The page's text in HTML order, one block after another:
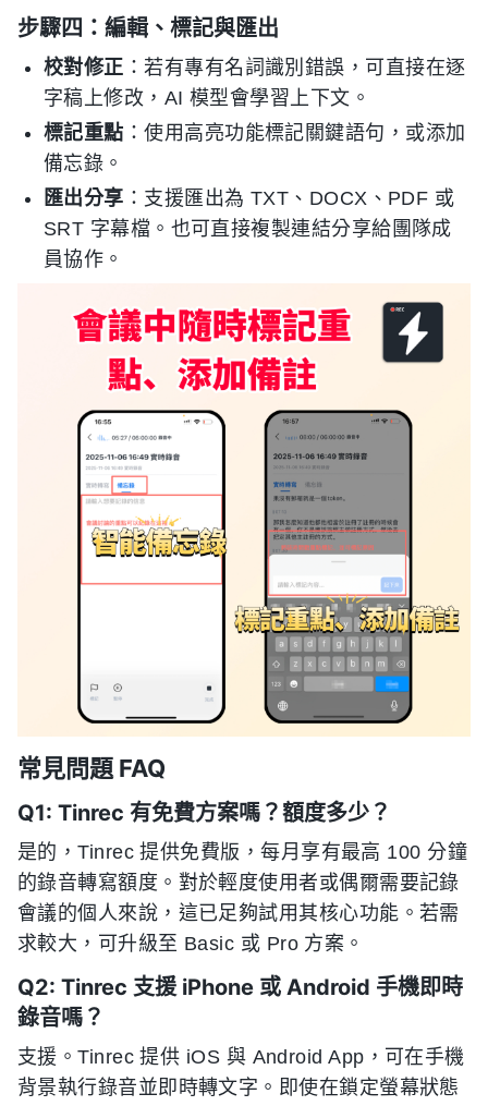
步驟四：編輯、標記與匯出
校對修正 ：若有專有名詞識別錯誤，可直接在逐
字稿上修改，AI 模型會學習上下文。
標記重點 ：使用高亮功能標記關鍵語句，或添加
備忘錄。
匯出分享 ：支援匯出為 TXT、DOCX、PDF 或
SRT 字幕檔。也可直接複製連結分享給團隊成
員協作。
常見問題 FAQ
Q1: Tinrec 有免費方案嗎？額度多少？
是的，Tinrec 提供免費版，每月享有最高 100 分鐘
的錄音轉寫額度。對於輕度使用者或偶爾需要記錄
會議的個人來說，這已足夠試用其核心功能。若需
求較大，可升級至 Basic 或 Pro 方案。
Q2: Tinrec 支援 iPhone 或 Android 手機即時
錄音嗎？
支援。Tinrec 提供 iOS 與 Android App，可在手機
背景執行錄音並即時轉文字。即使在鎖定螢幕狀態